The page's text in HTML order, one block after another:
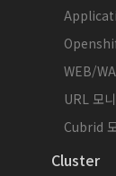
WEB/
URL 모
Cubrid
Cluster